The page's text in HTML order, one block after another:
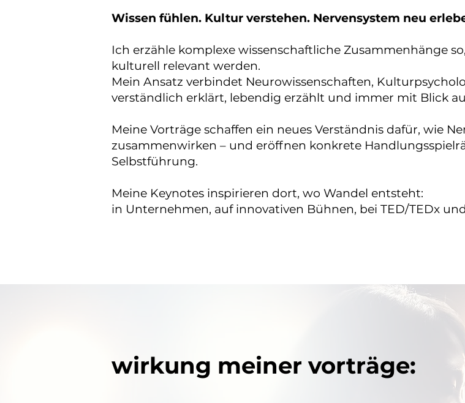
Wissen fühlen. Kultur verstehen. Nervensystem neu
Ich erzähle komplexe wissenschaftliche Zusammenhänge
kulturell relevant werden.
Mein Ansatz verbindet Neurowissenschaften,
verständlich erklärt, lebendig erzählt und immer mit Blick
​Meine Vorträge schaffen ein neues Verständnis dafür, wie
zusammenwirken – und eröffnen konkrete
Selbstführung.
Meine Keynotes inspirieren dort, wo Wandel entsteht:
in Unternehmen, auf innovativen Bühnen, bei TED/TEDx
wirkung meiner vorträge: